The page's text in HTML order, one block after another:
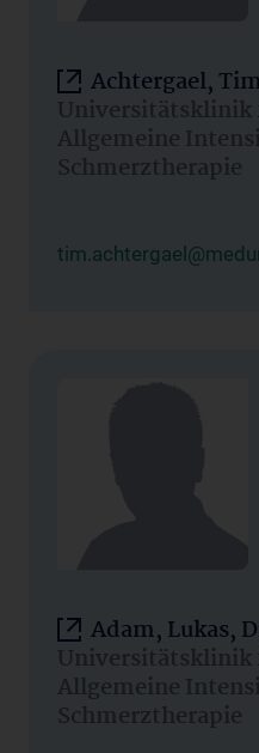
Achtergael,
Universitätsklinik
Allgemeine
Schmerztherapie
Adam, Lukas,
Universitätsklinik
Allgemeine
Schmerztherapie